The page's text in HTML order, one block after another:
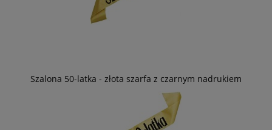
Szalona 50-latka - złota szarfa z czarnym nadrukiem